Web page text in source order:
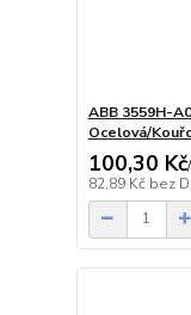
ABB 3559H-
Ocelová/
100,30 Kč/
82,89 Kč bez